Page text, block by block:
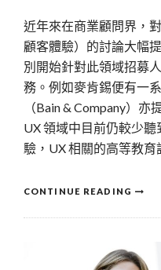
近年來在商業顧問界，
顧客體驗）的討論大幅
別開始針對此領域招募
務。例如麥肯錫便有一
（Bain & Company）亦
UX 領域中目前仍較少
驗，UX 相關的高等教育
CONTINUE READING